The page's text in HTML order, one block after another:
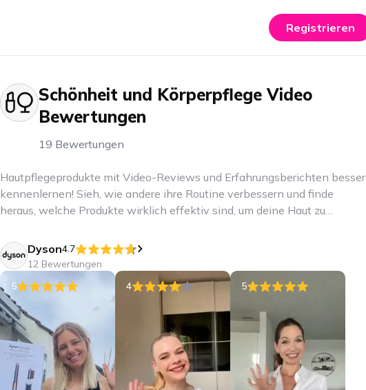
Registrieren
Schönheit und Körperpflege Video
Bewertungen
19 Bewertungen
Hautpflegeprodukte mit Video-Reviews und Erfahrungsberichten besser
kennenlernen! Sieh, wie andere ihre Routine verbessern und finde
heraus, welche Produkte wirklich effektiv sind, um deine Haut zu
Dyson4.7
12 Bewertungen
5
4 5